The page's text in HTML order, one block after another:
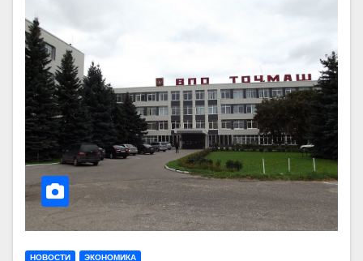
НОВОСТИ ЭКОНОМИКА